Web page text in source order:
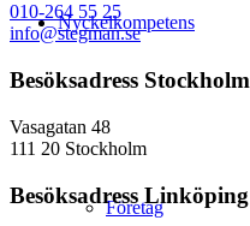
Nyckelkompetens
Företag
010-264 55 25
info@stegman.se
Besöksadress Stockholm
Vasagatan 48
111 20 Stockholm
Besöksadress Linköping